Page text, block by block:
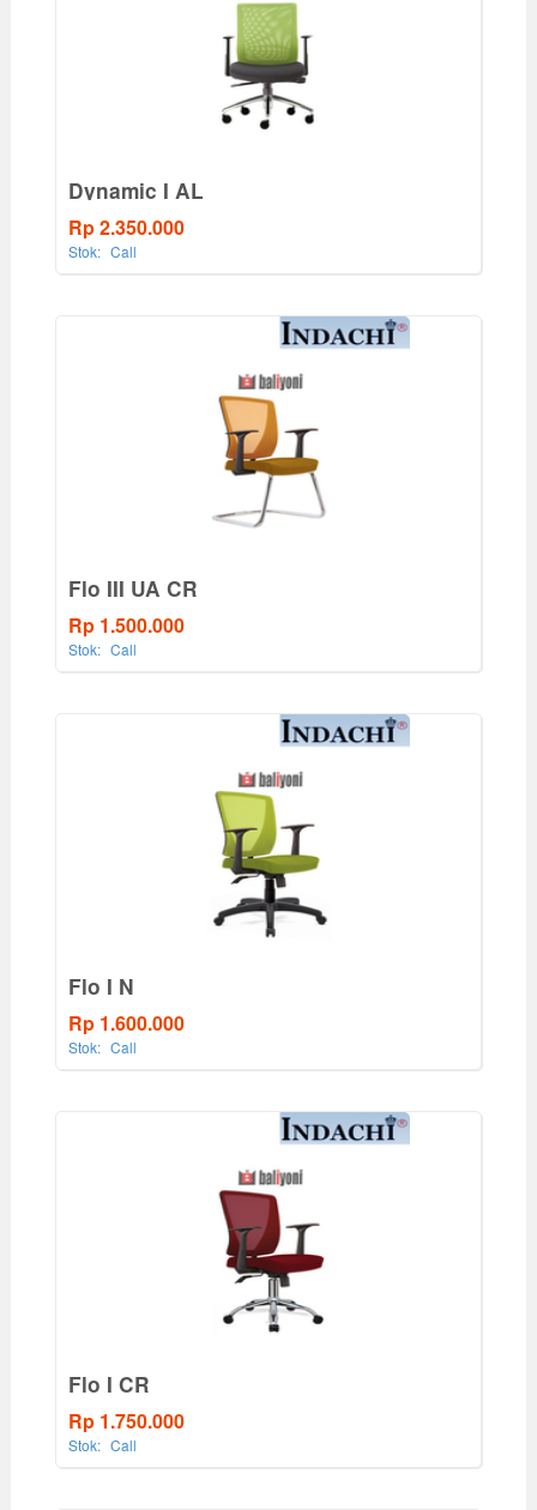
Dynamic I AL
Rp 2.350.000
Stok: Call
Flo III UA CR
Rp 1.500.000
Stok: Call
Flo I N
Rp 1.600.000
Stok: Call
Flo I CR
Rp 1.750.000
Stok: Call